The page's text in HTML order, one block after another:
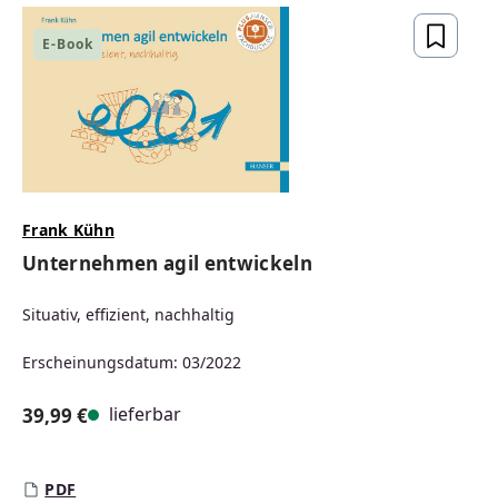
E-Book
Frank Kühn
Unternehmen agil entwickeln
Situativ, effizient, nachhaltig
Erscheinungsdatum: 03/2022
39,99 € lieferbar
PDF